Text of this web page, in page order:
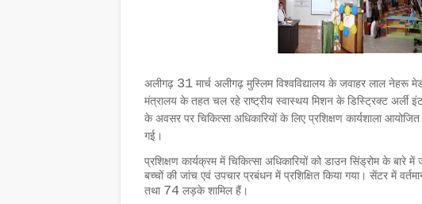
अलीगढ़ 31 मार्च अलीगढ़ मुस्लिम विश्वविद्यालय के जवाहर लाल नेहरू
मंत्रालय के तहत चल रहे राष्ट्रीय स्वास्थय मिशन के डिस्ट्रिक्ट
के अवसर पर चिकित्सा अधिकारियों के लिए प्रशिक्षण कार्यशाला
गई।
प्रशिक्षण कार्यक्रम में चिकित्सा अधिकारियों को डाउन सिंड्रोम के
बच्चों की जांच एवं उपचार प्रबंधन में प्रशिक्षित किया गया। सेंटर में
तथा 74 लड़के शामिल हैं।